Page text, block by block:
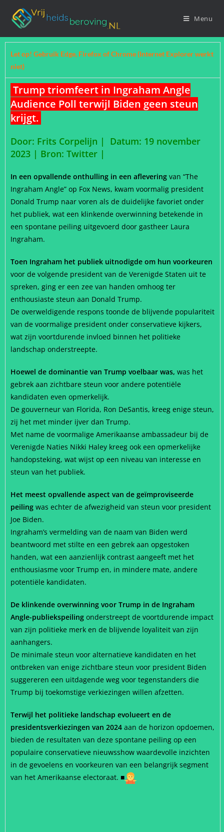
Menu
Let op! Gebruik Edge, Firefox of Chrome (Internet Explorer werkt
niet)
Trump triomfeert in Ingraham Angle
Audience Poll terwijl Biden geen steun
krijgt.
Door: Frits Corpelijn | Datum: 19 november
2023 | Bron: Twitter |
In een opvallende onthulling in een aflevering van “The
Ingraham Angle” op Fox News, kwam voormalig president
Donald Trump naar voren als de duidelijke favoriet onder
het publiek, wat een klinkende overwinning betekende in
een spontane peiling uitgevoerd door gastheer Laura
Ingraham.
Toen Ingraham het publiek uitnodigde om hun voorkeuren
voor de volgende president van de Verenigde Staten uit te
spreken, ging er een zee van handen omhoog ter
enthousiaste steun aan Donald Trump.
De overweldigende respons toonde de blijvende populariteit
van de voormalige president onder conservatieve kijkers,
wat zijn voortdurende invloed binnen het politieke
landschap onderstreepte.
Hoewel de dominantie van Trump voelbaar was, was het
gebrek aan zichtbare steun voor andere potentiële
kandidaten even opmerkelijk.
De gouverneur van Florida, Ron DeSantis, kreeg enige steun,
zij het met minder ijver dan Trump.
Met name de voormalige Amerikaanse ambassadeur bij de
Verenigde Naties Nikki Haley kreeg ook een opmerkelijke
handopsteking, wat wijst op een niveau van interesse en
steun van het publiek.
Het meest opvallende aspect van de geïmproviseerde
peiling was echter de afwezigheid van steun voor president
Joe Biden.
Ingraham’s vermelding van de naam van Biden werd
beantwoord met stilte en een gebrek aan opgestoken
handen, wat een aanzienlijk contrast aangeeft met het
enthousiasme voor Trump en, in mindere mate, andere
potentiële kandidaten.
De klinkende overwinning voor Trump in de Ingraham
Angle-publiekspeiling onderstreept de voortdurende impact
van zijn politieke merk en de blijvende loyaliteit van zijn
aanhangers.
De minimale steun voor alternatieve kandidaten en het
ontbreken van enige zichtbare steun voor president Biden
suggereren een uitdagende weg voor tegenstanders die
Trump bij toekomstige verkiezingen willen afzetten.
Terwijl het politieke landschap evolueert en de
presidentsverkiezingen van 2024 aan de horizon opdoemen,
bieden de resultaten van deze spontane peiling op een
populaire conservatieve nieuwsshow waardevolle inzichten
in de gevoelens en voorkeuren van een belangrijk segment
van het Amerikaanse electoraat. ■